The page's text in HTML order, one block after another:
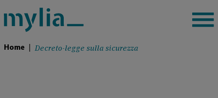
Home Decreto-legge sulla sicurezza